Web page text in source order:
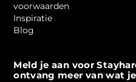
voorwaarden
Inspiratie
Blog
Meld je aan voor
ontvang meer van wat